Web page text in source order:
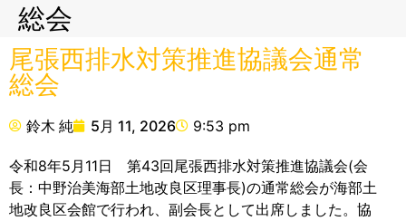
総会
尾張西排水対策推進協議会通常
総会
鈴木 純 5月 11, 2026 9:53 pm
令和8年5月11日 第43回尾張西排水対策推進協議会(会
長：中野治美海部土地改良区理事長)の通常総会が海部土
地改良区会館で行われ、副会長として出席しました。協